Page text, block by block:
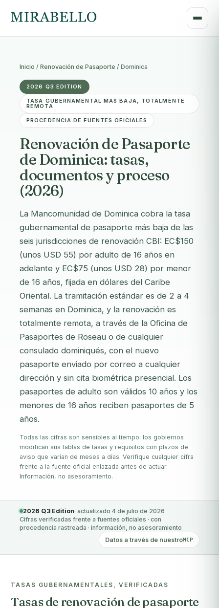
Inicio / Renovación de Pasaporte / Dominica
2026 Q3 EDITION
TASA GUBERNAMENTAL MÁS BAJA, TOTALMENTE
REMOTA
PROCEDENCIA DE FUENTES OFICIALES
Renovación de Pasaporte
de Dominica: tasas,
documentos y proceso
(2026)
La Mancomunidad de Dominica cobra la tasa
gubernamental de pasaporte más baja de las
seis jurisdicciones de renovación CBI: EC$150
(unos USD 55) por adulto de 16 años en
adelante y EC$75 (unos USD 28) por menor
de 16 años, fijada en dólares del Caribe
Oriental. La tramitación estándar es de 2 a 4
semanas en Dominica, y la renovación es
totalmente remota, a través de la Oficina de
Pasaportes de Roseau o de cualquier
consulado dominiqués, con el nuevo
pasaporte enviado por correo a cualquier
dirección y sin cita biométrica presencial. Los
pasaportes de adulto son válidos 10 años y los
menores de 16 años reciben pasaportes de 5
años.
Todas las cifras son sensibles al tiempo: los gobiernos
modifican sus tablas de tasas y requisitos con plazos de
aviso que varían de meses a días. Verifique cualquier cifra
frente a la fuente oficial enlazada antes de actuar.
Información, no asesoramiento.
2026 Q3 Edition· actualizado 4 de julio de 2026
Cifras verificadas frente a fuentes oficiales · con
procedencia rastreada · información, no asesoramiento
Datos a través de nuestroMCP
TASAS GUBERNAMENTALES, VERIFICADAS
Tasas de renovación de pasaporte